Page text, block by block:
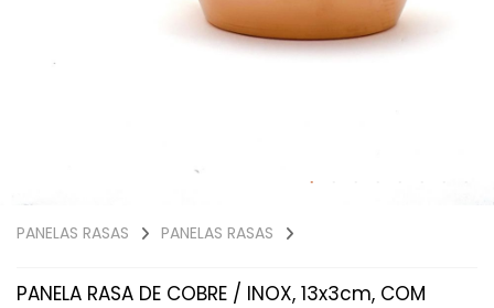
PANELAS RASAS PANELAS RASAS
PANELA RASA DE COBRE / INOX, 13x3cm, COM